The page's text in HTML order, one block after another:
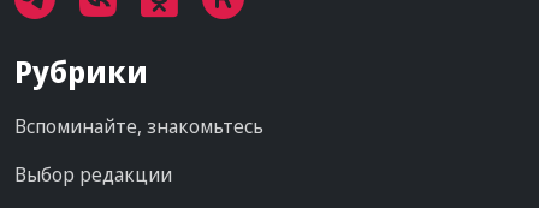
Рубрики
Вспоминайте, знакомьтесь
Выбор редакции